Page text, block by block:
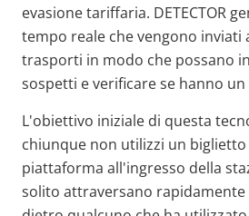
evasione tariffaria. DETECTOR
tempo reale che vengono inviati
trasporti in modo che possano
sospetti e verificare se hanno
L'obiettivo iniziale di questa
chiunque non utilizzi un biglietto
piattaforma all'ingresso della
solito attraversano